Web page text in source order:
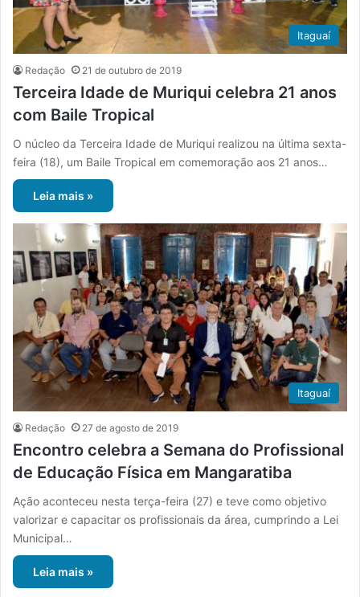
Itaguaí
Redação 21 de outubro de 2019
Terceira Idade de Muriqui celebra 21 anos
com Baile Tropical
O núcleo da Terceira Idade de Muriqui realizou na última sexta-
feira (18), um Baile Tropical em comemoração aos 21 anos…
Leia mais »
Itaguaí
Redação 27 de agosto de 2019
Encontro celebra a Semana do Profissional
de Educação Física em Mangaratiba
Ação aconteceu nesta terça-feira (27) e teve como objetivo
valorizar e capacitar os profissionais da área, cumprindo a Lei
Municipal…
Leia mais »